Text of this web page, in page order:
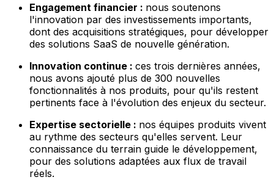
Engagement financier : nous soutenons
l'innovation par des investissements importants,
dont des acquisitions stratégiques, pour développer
des solutions SaaS de nouvelle génération.
Innovation continue : ces trois dernières années,
nous avons ajouté plus de 300 nouvelles
fonctionnalités à nos produits, pour qu'ils restent
pertinents face à l'évolution des enjeux du secteur.
Expertise sectorielle : nos équipes produits vivent
au rythme des secteurs qu'elles servent. Leur
connaissance du terrain guide le développement,
pour des solutions adaptées aux flux de travail
réels.